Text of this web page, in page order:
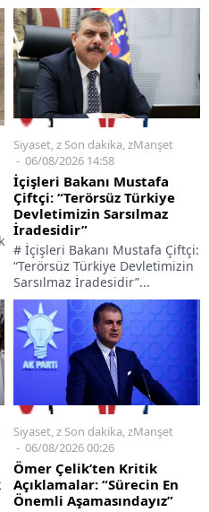
Siyaset,z Son dakika,zManşet
06/08/2026 14:58
İçişleri Bakanı Mustafa
Çiftçi: “Terörsüz Türkiye
Devletimizin Sarsılmaz
İradesidir”
# İçişleri Bakanı Mustafa Çiftçi:
“Terörsüz Türkiye Devletimizin
Sarsılmaz İradesidir”...
Siyaset,z Son dakika,zManşet
06/08/2026 00:26
Ömer Çelik’ten Kritik
Açıklamalar: “Sürecin En
Önemli Aşamasındayız”